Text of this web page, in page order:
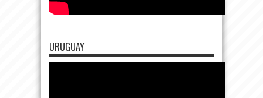
URUGUAY